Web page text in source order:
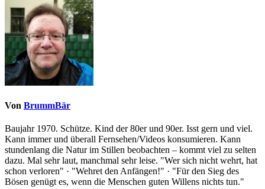
Von BrummBär
Baujahr 1970. Schütze. Kind der 80er und 90er. Isst gern und viel.
Kann immer und überall Fernsehen/Videos konsumieren. Kann
stundenlang die Natur im Stillen beobachten – kommt viel zu selten
dazu. Mal sehr laut, manchmal sehr leise. "Wer sich nicht wehrt, hat
schon verloren" · "Wehret den Anfängen!" · "Für den Sieg des
Bösen genügt es, wenn die Menschen guten Willens nichts tun."